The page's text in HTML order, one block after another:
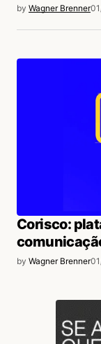
by Wagner Brenner
Corisco:
by Wagner Brenner